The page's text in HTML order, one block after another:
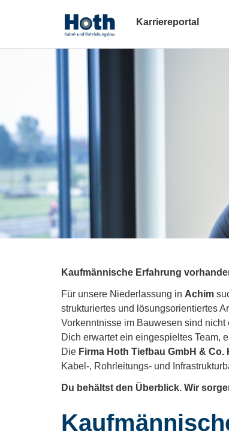
Karriereportal
Kaufmännische Erfahrung
Für unsere Niederlassung in Achim
strukturiertes und lösungsorientiertes
Vorkenntnisse im Bauwesen sind
Dich erwartet ein eingespieltes Team,
Die Firma Hoth Tiefbau GmbH & Co.
Kabel-, Rohrleitungs- und
Du behältst den Überblick. Wir